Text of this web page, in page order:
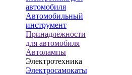
автомобиля
Автомобильный
инструмент
Принадлежности
для автомобиля
Автолампы
Электротехника
Электросамокаты